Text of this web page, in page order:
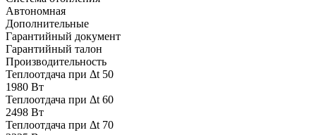
Автономная
Дополнительные
Гарантийный документ
Гарантийный талон
Производительность
Теплоотдача при Δt 50
1980 Вт
Теплоотдача при Δt 60
2498 Вт
Теплоотдача при Δt 70